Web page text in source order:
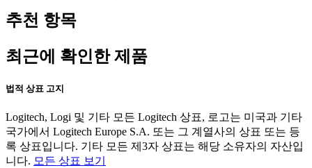
추천 항목
최근에 확인한 제품
법적 상표 고지
Logitech, Logi 및 기타 모든 Logitech 상표, 로고는 미국과 기타
국가에서 Logitech Europe S.A. 또는 그 계열사의 상표 또는 등
록 상표입니다. 기타 모든 제3자 상표는 해당 소유자의 자산입
니다. 모든 상표 보기